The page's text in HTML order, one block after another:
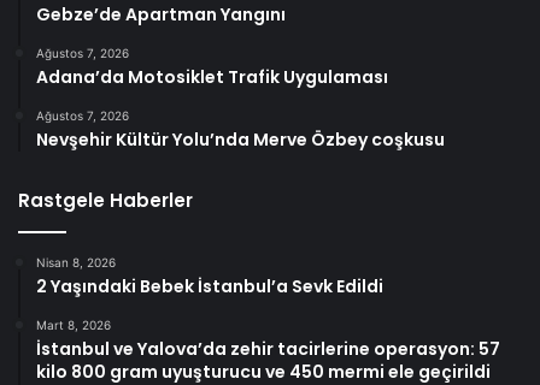
Gebze’de Apartman Yangını
Ağustos 7, 2026
Adana’da Motosiklet Trafik Uygulaması
Ağustos 7, 2026
Nevşehir Kültür Yolu’nda Merve Özbey coşkusu
Rastgele Haberler
Nisan 8, 2026
2 Yaşındaki Bebek İstanbul’a Sevk Edildi
Mart 8, 2026
İstanbul ve Yalova’da zehir tacirlerine operasyon: 57
kilo 800 gram uyuşturucu ve 450 mermi ele geçirildi